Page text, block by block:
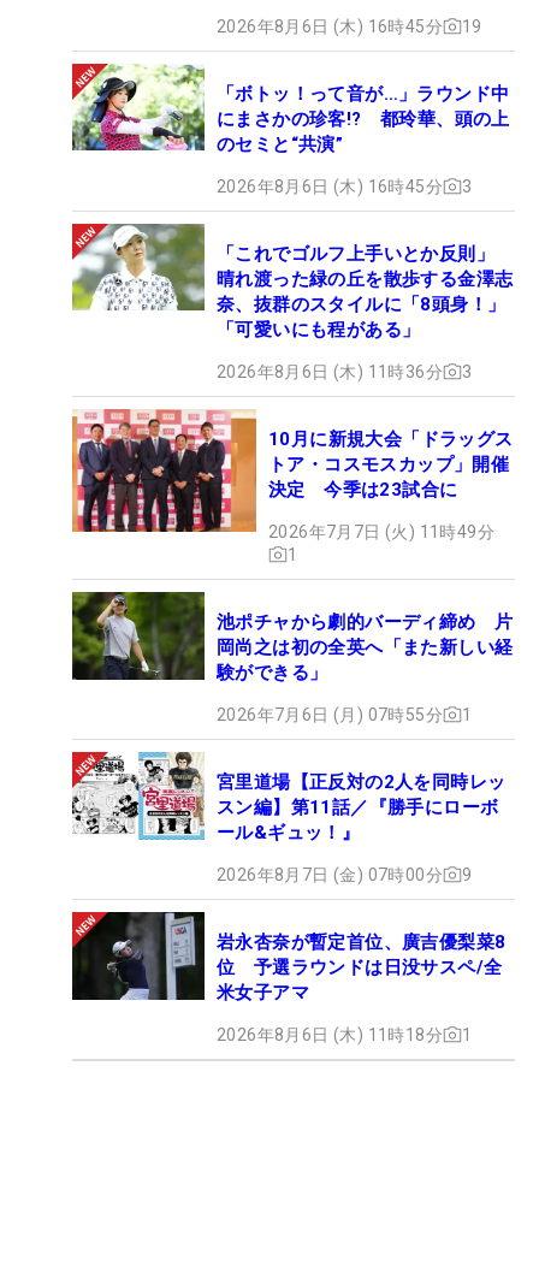
2026年8月6日 (木) 16時45分 19
「ボトッ！って音が…」ラウンド中
にまさかの珍客!? 都玲華、頭の上
のセミと“共演”
2026年8月6日 (木) 16時45分 3
「これでゴルフ上手いとか反則」
晴れ渡った緑の丘を散歩する金澤志
奈、抜群のスタイルに「8頭身！」
「可愛いにも程がある」
2026年8月6日 (木) 11時36分 3
10月に新規大会「ドラッグス
トア・コスモスカップ」開催
決定 今季は23試合に
2026年7月7日 (火) 11時49分
1
池ポチャから劇的バーディ締め 片
岡尚之は初の全英へ「また新しい経
験ができる」
2026年7月6日 (月) 07時55分 1
宮里道場【正反対の2人を同時レッ
スン編】第11話／『勝手にローボ
ール&ギュッ！』
2026年8月7日 (金) 07時00分 9
岩永杏奈が暫定首位、廣吉優梨菜8
位 予選ラウンドは日没サスペ/全
米女子アマ
2026年8月6日 (木) 11時18分 1